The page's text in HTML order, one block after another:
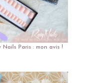
Paris : mon avis !